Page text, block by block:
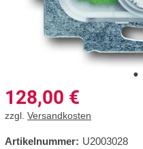
128,00 €
zzgl. Versandkosten
Artikelnummer: U2003028